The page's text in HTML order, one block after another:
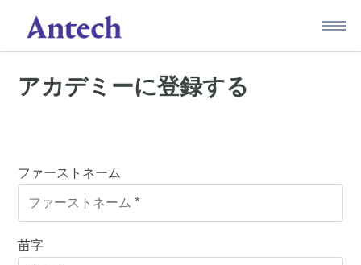
content
アカデミーに登録する
ファーストネーム
苗字